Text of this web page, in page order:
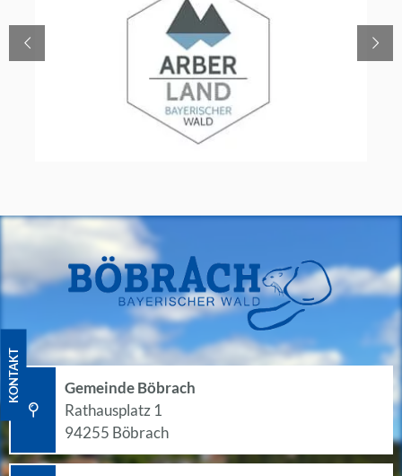
KONTAKT
Gemeinde Böbrach
Rathausplatz 1
94255 Böbrach